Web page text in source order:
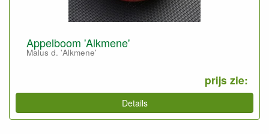
Appelboom 'Alkmene'
Malus d. 'Alkmene'
prijs zie:
Details